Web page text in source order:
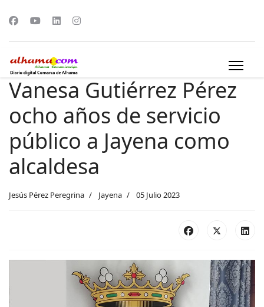
Vanesa Gutiérrez Pérez
ocho años de servicio
público a Jayena como
alcaldesa
Jesús Pérez Peregrina Jayena 05 Julio 2023